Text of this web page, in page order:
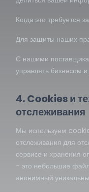
Когда это требуется
Для защиты наших
С нашими
управлять бизнесом
4. Cookies и
отслеживания
Мы используем
отслеживания для
сервисе и хранения
- это небольшие
анонимный